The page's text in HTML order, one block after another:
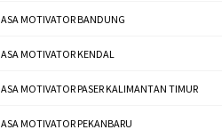
ASA MOTIVATOR BANDUNG
ASA MOTIVATOR KENDAL
ASA MOTIVATOR PASER KALIMANTAN TIMUR
ASA MOTIVATOR PEKANBARU